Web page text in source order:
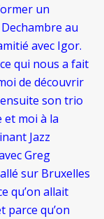
un
au
avec Igor.
qui nous a fait
de découvrir
son trio
et moi à la
Jazz
Greg
sur Bruxelles
qu’on allait
parce qu’on